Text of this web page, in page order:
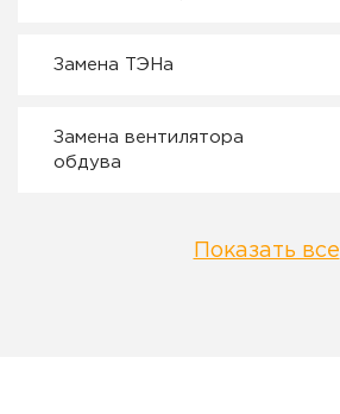
Замена ТЭНа
Замена вентилятора
обдува
Показать все